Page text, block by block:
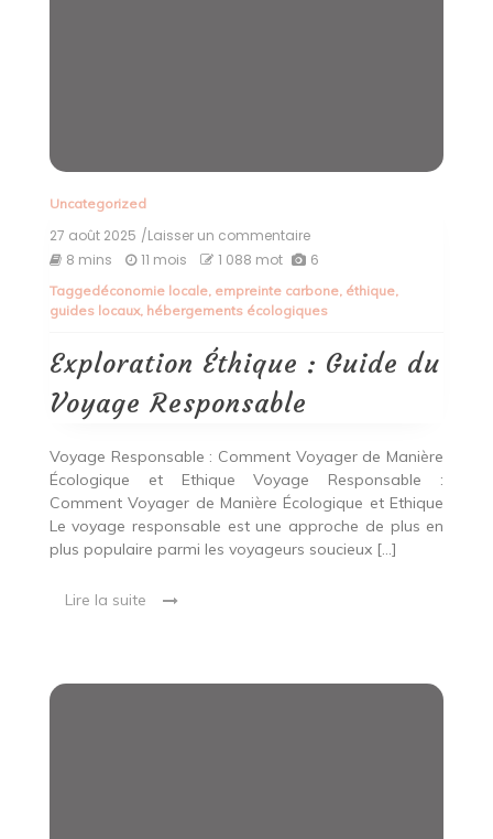
Uncategorized
27 août 2025 /Laisser un commentaireon
Exploration
:
Guide
Voyage
Responsable
8 mins 11 mois 1 088 mot 6
Taggedéconomie locale, empreinte carbone, éthique,
guides locaux, hébergements écologiques
Exploration Éthique : Guide du
Voyage Responsable
Voyage Responsable : Comment Voyager de Manière
Écologique et Ethique Voyage Responsable :
Comment Voyager de Manière Écologique et Ethique
Le voyage responsable est une approche de plus en
plus populaire parmi les voyageurs soucieux […]
Lire la suite